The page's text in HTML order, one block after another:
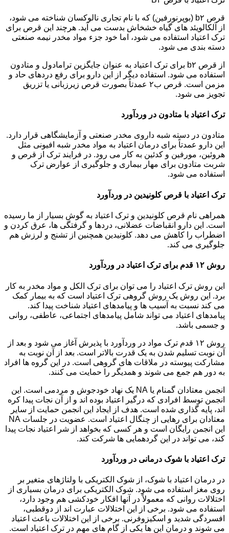
قرص b۲ (بوپرنورفین) که با نام تجاری نالوکسان شناخته می شود،
از آلکالویئد های گیاه خشخاش بدست می آید. هرچند این قرص برای
ترک اعتیاد استفاده می شود، اما خود جزء مواد مخدر نیمه صنعتی
دسته بندی می شود.
از قرص b۲ برای ترک اعتیاد به عنوان جایگزین ترامادول و متادون
استفاده می شود. استفاده دیگر از این دارو برای رفع دردهای حاد و
مزمن است. قرص ب۲ عمدتاً بصورت قرص زیرزبانی یا تزریق
تجویز می شود.
ترک اعتیاد با متادون در وردآورد
متادون در دسته شبه داروی مخدر صنعتی و آزمایشگاهی قرار دارد.
این دارو عمدتاً برای درمان اعتیاد به مواد مخدر شبه افیونی مثل
هروئین، مورفین و کدئین به کار می رود. در فرایند ترک از قرص و
شربت متادون برای مهار بیماری و جلوگیری از عوارض ترک
استفاده می شود.
ترک اعتیاد با قرص کلونیدین در وردآورد
همراهی نام قرص کلونیدین و ترک اعتیاد به گوش بسیار از ما رسیده
است. این دارو انقباضات عضلانی، دردها و گرفتگی ها، عرق کردن و
اضطراب را کاهش می دهد. کلونیدین همچنین از تشنج و لرزش هم
جلوگیری می کند.
روش ۱۲ قدم برای ترک اعتیاد در وردآورد
این روش ترک اعتیاد را می توان برای ترک الکل و مواد مخدر به کار
برد. این روش یک روش گروهی ترک اعتیاد است که به بیمار کمک
می کند نسبت به آسیب ها و پیامدهای اعتیاد شناخت پیدا کند.
پیامدهای اعتیاد می تواند شامل پیامدهای اجتماعی، عاطفی، روانی
و جسمی باشد.
روش ۱۲ قدم ترک مواد در وردآورد با پذیرش آغاز می شود و بعد از
آن نوبت تسلیم شدن به یک قدرت بالاتر است. بعد از آن نوبت به
مشارکت پیوسته در ملاقات های گروهی است. در این گروه ها افراد
به دور هم جمع می شوند و همدیگر را حمایت می کنند.
انجمن معتادان گمنام یا NA یک نهاد خودجوش و مردمی است. این
انجمن توسط افرادی که درگیر اعتیاد بوده اند و از آن نجات پیدا کره
اند، پایه گذاری شده است. هدف از ایجاد این انجمن حمایت از سایر
معتادان برای رهایی از چنگال اعتیاد است. عضویت در جلسات NA
این انجمن رایگان است و هر کسی که بخواهد از شر اعتیاد نجات پیدا
کند، می تواند در این گردهمایی ها شرکت کند.
ترک اعتیاد با شوک درمانی در وردآورد
در درمان اعتیاد با شوک، از شوک الکتریکی با ولتاژهای متغیر بر
روی مغز استفاده می شود. شوک الکتریکی برای درمان بسیاری از
اختلالات روانی که معمولاً در آنها افکار خودکشی هم وجود دارد،
استفاده می شود. برخی از این اختلالات عبارت اند از دوقطبی،
افسردگی شدید و اسکیزوفرنی. برخی از این اختلالات باعث اعتیاد
می شوند و درمان این ها یکی از گام های مهم در ترک اعتیاد است.